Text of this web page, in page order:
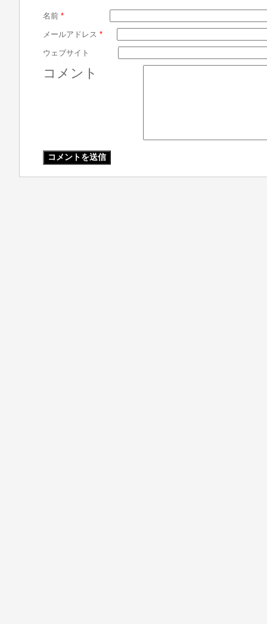
名前 *
メールアドレス *
ウェブサイト
コメント